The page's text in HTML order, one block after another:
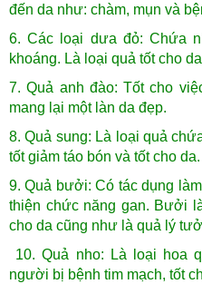
đến da như: chàm, mụn và
6. Các loại dưa đỏ: Chứa
khoáng. Là loại quả tốt cho
7. Quả anh đào: Tốt cho
mang lại một làn da đẹp.
8. Quả sung: Là loại quả
tốt giảm táo bón và tốt cho da.
9. Quả bưởi: Có tác dụng
thiện chức năng gan. Bưởi
cho da cũng như là quả lý
10. Quả nho: Là loại hoa
người bị bệnh tim mạch, tốt